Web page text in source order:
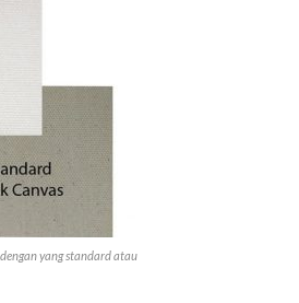
yang standard atau